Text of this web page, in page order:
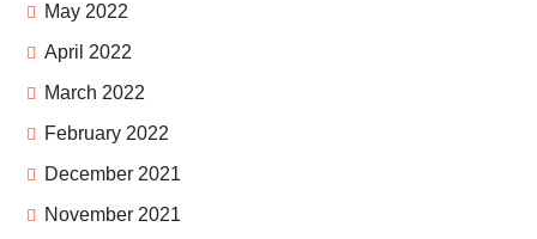
May 2022
April 2022
March 2022
February 2022
December 2021
November 2021